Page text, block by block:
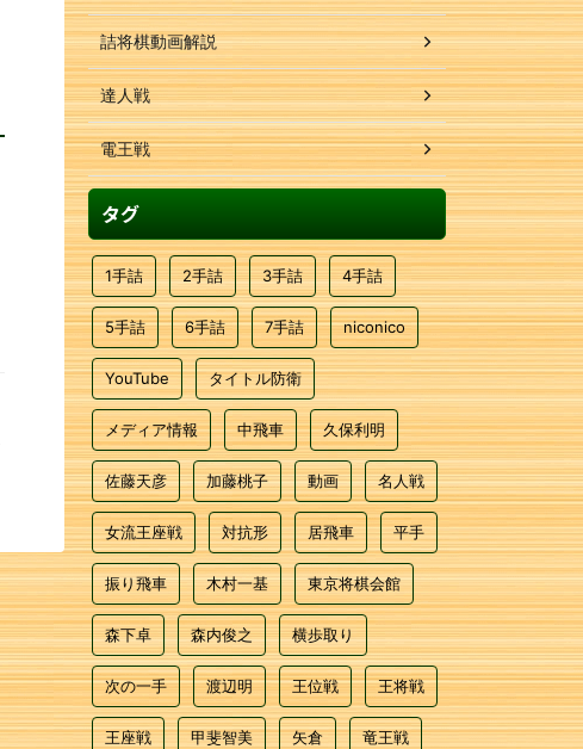
詰将棋動画解説
達人戦
電王戦
タグ
1手詰 2手詰 3手詰 4手詰
5手詰 6手詰 7手詰 niconico
YouTube タイトル防衛
メディア情報 中飛車 久保利明
佐藤天彦 加藤桃子 動画 名人戦
女流王座戦 対抗形 居飛車 平手
振り飛車 木村一基 東京将棋会館
森下卓 森内俊之 横歩取り
次の一手 渡辺明 王位戦 王将戦
王座戦 甲斐智美 矢倉 竜王戦